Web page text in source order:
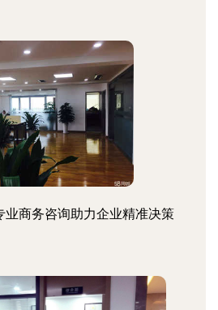
业商务咨询助力企业精准决策